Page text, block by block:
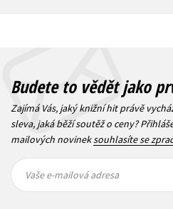
Budete to vědět jako
Zajímá Vás, jaký knižní hit právě
sleva, jaká běží soutěž o ceny?
mailových novineksouhlasíte se
mailová
mailová
Vaše e-mailová adresa